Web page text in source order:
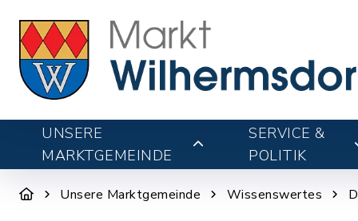
UNSERE
MARKTGEMEINDE
SERVICE &
POLITIK
Unsere Marktgemeinde Wissenswertes